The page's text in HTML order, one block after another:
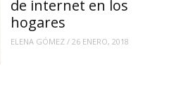
de internet en los
hogares
ELENA GÓMEZ /26 ENERO, 2018